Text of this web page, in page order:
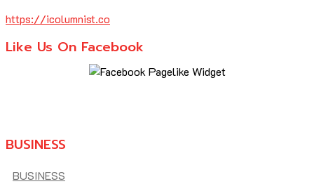
https://icolumnist.co
Like Us On Facebook
BUSINESS
BUSINESS